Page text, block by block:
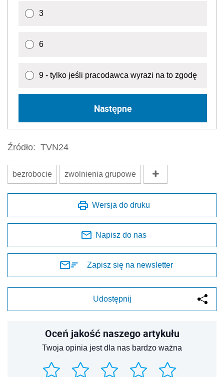
3
6
9 - tylko jeśli pracodawca wyrazi na to zgodę
Następne
Źródło: TVN24
bezrobocie zwolnienia grupowe
Wersja do druku
Napisz do nas
Zapisz się na newsletter
Udostępnij
Oceń jakość naszego artykułu
Twoja opinia jest dla nas bardzo ważna